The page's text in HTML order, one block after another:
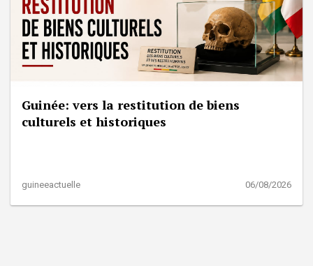
Guinée: vers la restitution de biens
culturels et historiques
guineeactuelle 06/08/2026